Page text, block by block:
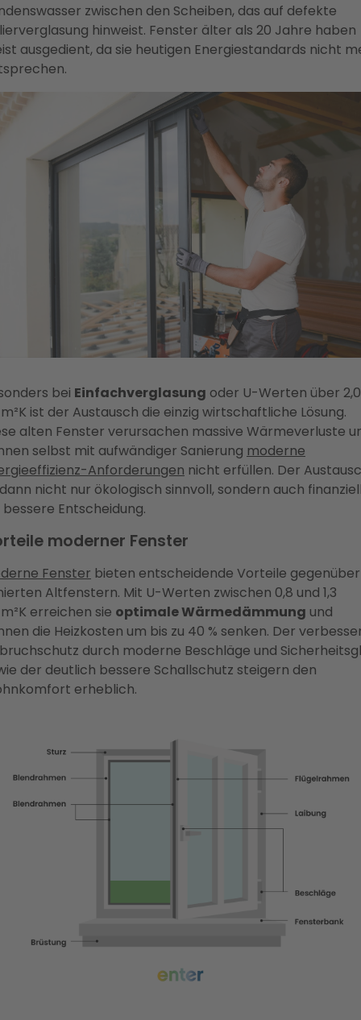
zwischen den Scheiben, das auf defekte
hinweist. Fenster älter als 20 Jahre haben
ausgedient, da sie heutigen Energiestandards nicht
bei Einfachverglasung oder U-Werten über 2,0
ist der Austausch die einzig wirtschaftliche Lösung.
alten Fenster verursachen massive Wärmeverluste
selbst mit aufwändiger Sanierung moderne
Anforderungen nicht erfüllen. Der
nicht nur ökologisch sinnvoll, sondern auch
bessere Entscheidung.
moderner Fenster
Fenster bieten entscheidende Vorteile gegenüber
Altfenstern. Mit U-Werten zwischen 0,8 und 1,3
erreichen sie optimale Wärmedämmung und
die Heizkosten um bis zu 40 % senken. Der
durch moderne Beschläge und
der deutlich bessere Schallschutz steigern den
erheblich.